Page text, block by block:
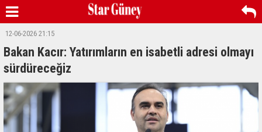
12-06-2026 21:15
Bakan Kacır: Yatırımların en isabetli adresi olmayı
sürdüreceğiz